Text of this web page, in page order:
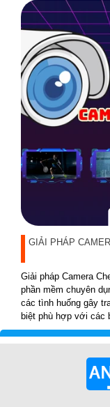
GIẢI PHÁP
Giải pháp Camera
phần mềm chuyên
các tình huống gây
biệt phù hợp với các
pickleball, tennis…